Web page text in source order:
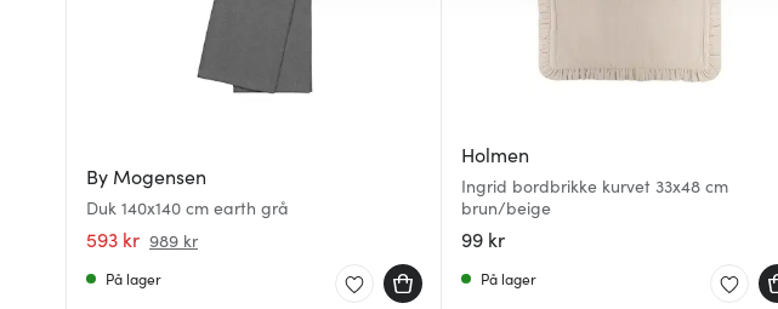
By Mogensen
Duk 140x140 cm earth grå
593 kr 989 kr
På lager
Holmen
Ingrid bordbrikke kurvet 33x48 cm
brun/beige
99 kr
På lager